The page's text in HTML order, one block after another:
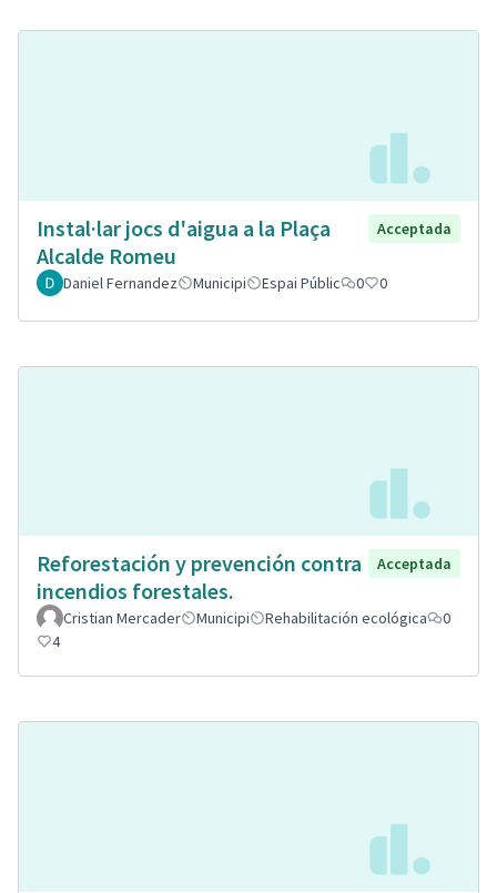
Instal·lar jocs d'aigua a la Plaça
Alcalde Romeu
Acceptada
Daniel Fernandez Municipi Espai Públic 0 0
Reforestación y prevención contra
incendios forestales.
Acceptada
Cristian Mercader Municipi Rehabilitación ecológica
0
4